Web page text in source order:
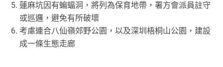
蓮麻坑因有蝙蝠洞，將列為保育地帶，署方會派員註守
或巡邏，避免有所破壞
考慮連合八仙嶺郊野公園，以及深圳梧桐山公園，建設
成一條生態走廊